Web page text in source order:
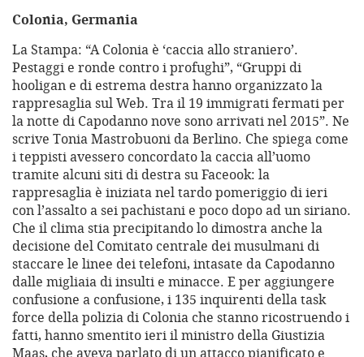
Colonia, Germania
La Stampa: “A Colonia è ‘caccia allo straniero’.
Pestaggi e ronde contro i profughi”, “Gruppi di
hooligan e di estrema destra hanno organizzato la
rappresaglia sul Web. Tra il 19 immigrati fermati per
la notte di Capodanno nove sono arrivati nel 2015”. Ne
scrive Tonia Mastrobuoni da Berlino. Che spiega come
i teppisti avessero concordato la caccia all’uomo
tramite alcuni siti di destra su Faceook: la
rappresaglia è iniziata nel tardo pomeriggio di ieri
con l’assalto a sei pachistani e poco dopo ad un siriano.
Che il clima stia precipitando lo dimostra anche la
decisione del Comitato centrale dei musulmani di
staccare le linee dei telefoni, intasate da Capodanno
dalle migliaia di insulti e minacce. E per aggiungere
confusione a confusione, i 135 inquirenti della task
force della polizia di Colonia che stanno ricostruendo i
fatti, hanno smentito ieri il ministro della Giustizia
Maas, che aveva parlato di un attacco pianificato e